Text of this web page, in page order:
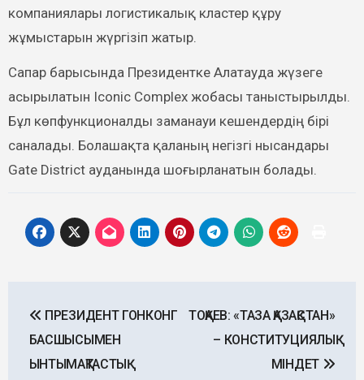
компаниялары логистикалық кластер құру
жұмыстарын жүргізіп жатыр.
Сапар барысында Президентке Алатауда жүзеге
асырылатын Iconic Complex жобасы таныстырылды.
Бұл көпфункционалды заманауи кешендердің бірі
саналады. Болашақта қаланың негізгі нысандары
Gate District ауданында шоғырланатын болады.
navigation
ПРЕЗИДЕНТ ГОНКОНГ
БАСШЫСЫМЕН
ЫНТЫМАҚТАСТЫҚ
ТОҚАЕВ: «ТАЗА ҚАЗАҚСТАН»
– КОНСТИТУЦИЯЛЫҚ
МІНДЕТ